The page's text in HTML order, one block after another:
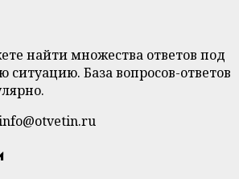
найти множества ответов под
База вопросов-ответов